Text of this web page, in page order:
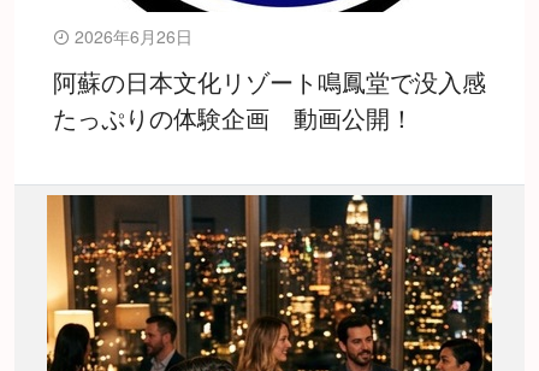
2026年6月26日
阿蘇の日本文化リゾート鳴鳳堂で没入感
たっぷりの体験企画 動画公開！